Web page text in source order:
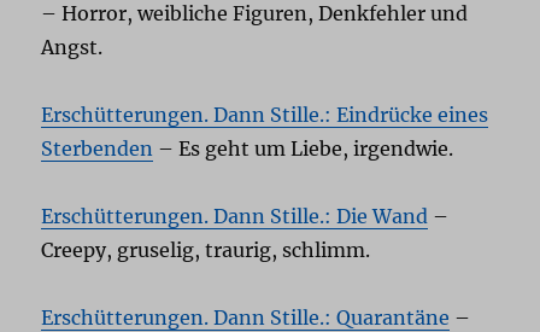
– Horror, weibliche Figuren, Denkfehler und
Angst.
Erschütterungen. Dann Stille.: Eindrücke eines
Sterbenden – Es geht um Liebe, irgendwie.
Erschütterungen. Dann Stille.: Die Wand –
Creepy, gruselig, traurig, schlimm.
Erschütterungen. Dann Stille.: Quarantäne –